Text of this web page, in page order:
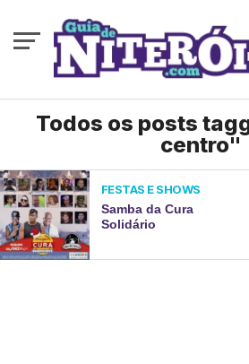
Todos os posts
centro"
FESTAS E SHOWS
Samba da Cura
Solidário